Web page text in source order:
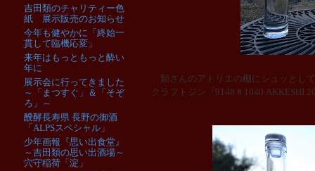
類さんのアトリエの棚にシュッとし
クラフトジン『9148＃1040 AKKESHI
吉田類のチャリティー色
紙 展示販売のお知らせ
今年も健やかに「終始一
貫して臨機応変」
来年はもっともっと酔い
年に
展示会に行ってきました
～「まつすぐ」＆「そぞ
ろ」～
醗酵長寿県 長野の御酒
「ALPSスペシャル」
少年画報『思い出食堂』
～吉田類の思い出酒場～
穴守稲荷「淀」